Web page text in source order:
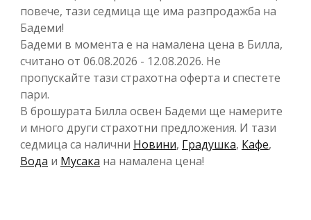
повече, тази седмица ще има разпродажба на
Бадеми!
Бадеми в момента е на намалена цена в Билла,
считано от 06.08.2026 - 12.08.2026. Не
пропускайте тази страхотна оферта и спестете
пари.
В брошурата Билла освен Бадеми ще намерите
и много други страхотни предложения. И тази
седмица са налични Новини, Градушка, Кафе,
Вода и Мусака на намалена цена!